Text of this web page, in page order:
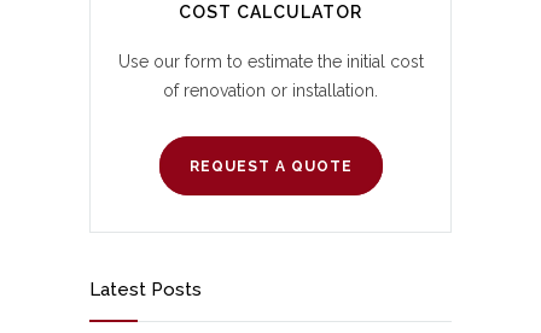
COST CALCULATOR
Use our form to estimate the initial cost
of renovation or installation.
REQUEST A QUOTE
Latest Posts